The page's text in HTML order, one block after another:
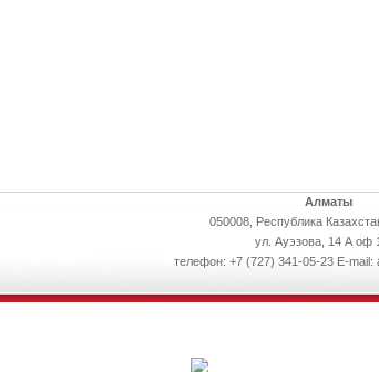
Алматы
050008, Республика
ул. Ауэзова, 14 А оф
телефон: +7 (727) 341-05-23 E-mail: